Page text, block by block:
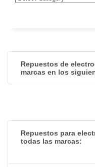
Repuestos de
marcas en los
Repuestos para
todas las marcas: